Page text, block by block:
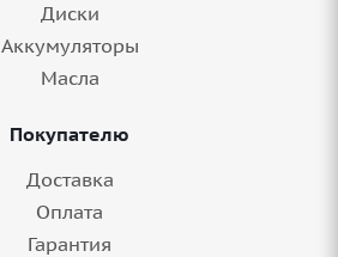
Диски
Аккумуляторы
Масла
Покупателю
Доставка
Оплата
Гарантия